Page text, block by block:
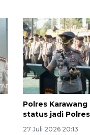
Polres
status jadi
27 Juli 2026 20:13